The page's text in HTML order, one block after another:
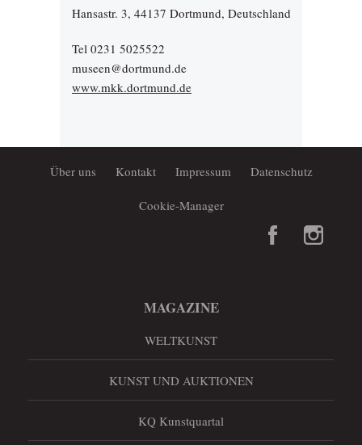
Hansastr. 3, 44137 Dortmund, Deutschland
Tel 0231 5025522
museen@dortmund.de
www.mkk.dortmund.de
Über uns Kontakt Impressum Datenschutz
Cookie-Manager
MAGAZINE
WELTKUNST
KUNST UND AUKTIONEN
KQ Kunstquartal